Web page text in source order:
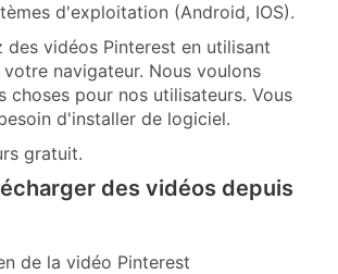
d'exploitation (Android, IOS).
des vidéos Pinterest en utilisant
votre navigateur. Nous voulons
choses pour nos utilisateurs. Vous
d'installer de logiciel.
gratuit.
des vidéos depuis
de la vidéo Pinterest